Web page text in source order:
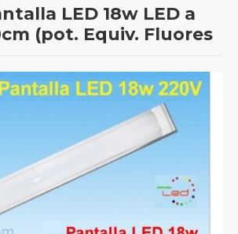
LED 18w LED a
(pot. Equiv. Fluores